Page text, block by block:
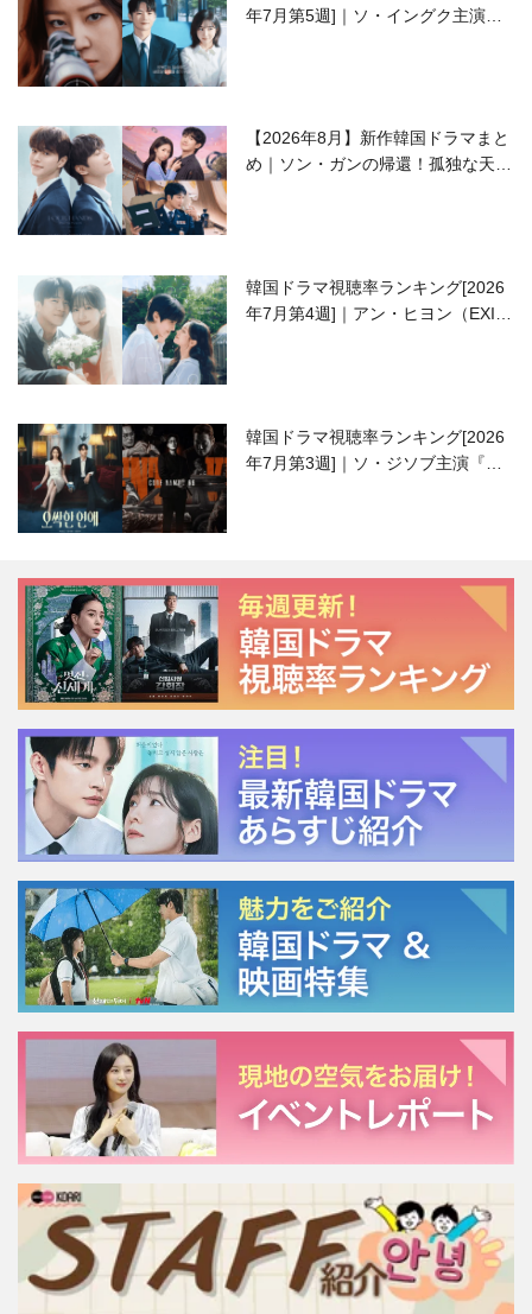
年7月第5週]｜ソ・イングク主演の
【2026年8月】新作韓国ドラマまと
め｜ソン・ガンの帰還！孤独な天才
韓国ドラマ視聴率ランキング[2026
年7月第4週]｜アン・ヒヨン（EXID
韓国ドラマ視聴率ランキング[2026
年7月第3週]｜ソ・ジソブ主演『エ